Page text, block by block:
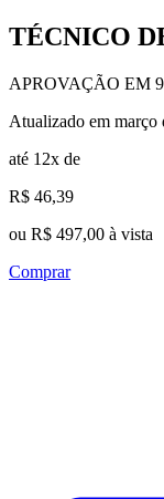
TÉCNICO
APROVAÇÃO EM
Atualizado em março
até 12x de
R$ 46,39
ou R$ 497,00 à vista
Comprar